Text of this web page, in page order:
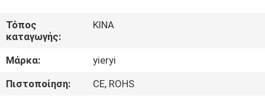
ΣΧΕΤΙΚΆ
ΜΕ
ΕΜΆΣ
Τόπος
καταγωγής:
ΚΙΝΑ
Μάρκα:
yieryi
Πιστοποίηση:
CE, ROHS